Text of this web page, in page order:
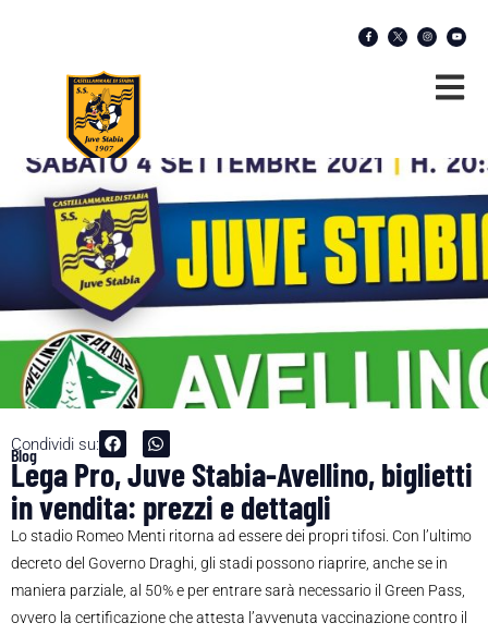
Condividi su:
Blog
Lega Pro, Juve Stabia-Avellino, biglietti
in vendita: prezzi e dettagli
Lo stadio Romeo Menti ritorna ad essere dei propri tifosi. Con l’ultimo
decreto del Governo Draghi, gli stadi possono riaprire, anche se in
maniera parziale, al 50% e per entrare sarà necessario il Green Pass,
ovvero la certificazione che attesta l’avvenuta vaccinazione contro il